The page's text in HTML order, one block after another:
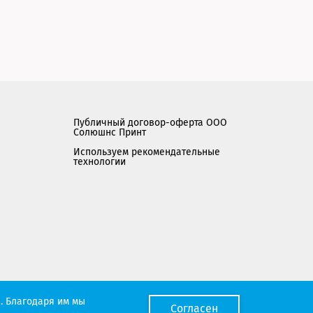
Публичный договор-оферта ООО
Солюшнс Принт
Используем рекомендательные
технологии
Мы работаем с порталом поставщиков
Благодаря им мы
Согласен